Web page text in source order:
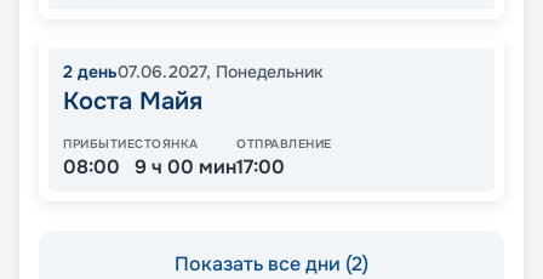
2 день07.06.2027, Понедельник
Коста Майя
ПРИБЫТИЕ
08:00
СТОЯНКА
9 ч 00 мин
ОТПРАВЛЕНИЕ
17:00
Показать все дни (2)